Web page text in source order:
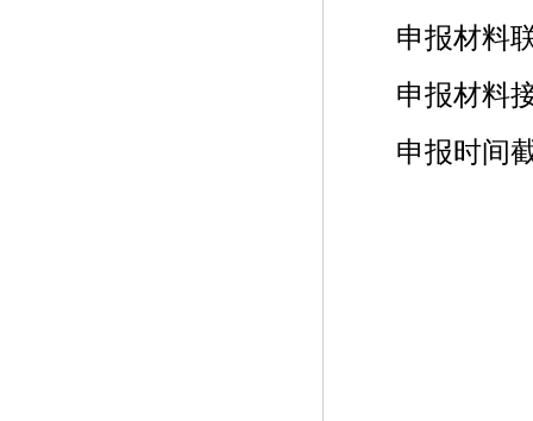
申报材料联
申报材料接
申报时间截